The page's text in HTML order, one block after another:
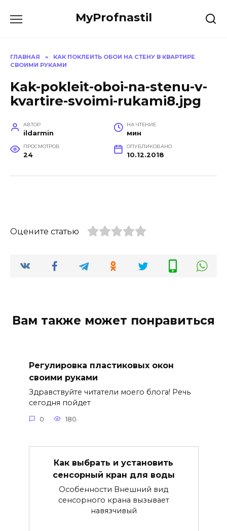
MyProfnastil
ГЛАВНАЯ »
КАК ПОКЛЕИТЬ ОБОИ НА СТЕНУ В КВАРТИРЕ
СВОИМИ РУКАМИ
Kak-pokleit-oboi-na-stenu-v-
kvartire-svoimi-rukami8.jpg
АВТОР
ildarmin
НА ЧТЕНИЕ
мин
ПРОСМОТРОВ
24
ОПУБЛИКОВАНО
10.12.2018
Оцените статью
Вам также может понравиться
Регулировка пластиковых окон
своими руками
Здравствуйте читатели моего блога! Речь
сегодня пойдет
0 180
Как выбрать и установить
сенсорный кран для воды
Особенности Внешний вид
сенсорного крана вызывает
навязчивый